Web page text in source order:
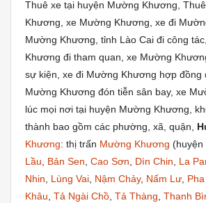
Thuê xe tại huyện Mường Khương,
Khương, xe Mường Khương, xe đi
Mường Khương, tỉnh Lào Cai đi công
Khương đi tham quan, xe Mường
sự kiện, xe đi Mường Khương hợp đồng
Mường Khương đón tiễn sân bay, xe
lúc mọi nơi tại huyện Mường Khương,
thành bao gồm các phường, xã, quận,
Khương: thị trấn Mường Khương (huyện
Lầu, Bản Sen, Cao Sơn, Dìn Chin, La
Nhin, Lùng Vai, Nậm Chảy, Nấm Lư,
Khâu, Tả Ngài Chồ, Tả Thàng, Thanh